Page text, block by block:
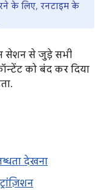
के लिए, रनटाइम के
सेशन से जुड़े सभी
को बंद कर दिया
देखना